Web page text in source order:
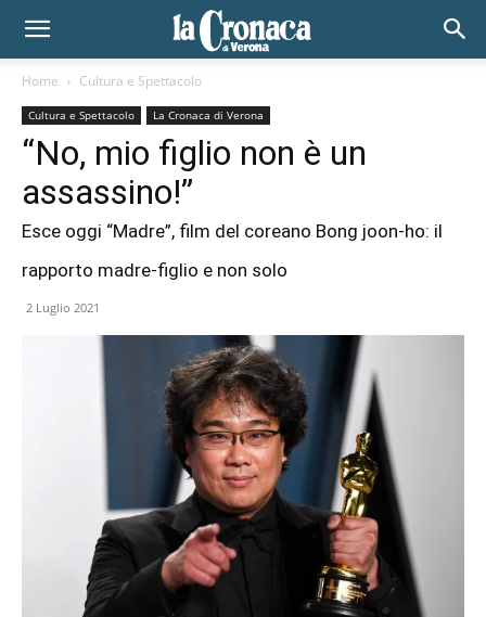
Home Cultura e Spettacolo
Cultura e Spettacolo La Cronaca di Verona
“No, mio figlio non è un
assassino!”
Esce oggi “Madre”, film del coreano Bong joon-ho: il
rapporto madre-figlio e non solo
2 Luglio 2021